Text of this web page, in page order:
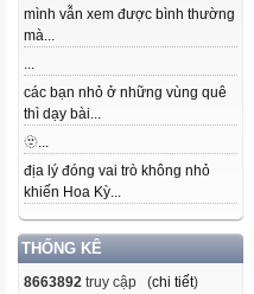
mình vẫn xem được bình thường
mà...
...
các bạn nhỏ ở những vùng quê
thì dạy bài...
🫥...
địa lý đóng vai trò không nhỏ
khiến Hoa Kỳ...
THỐNG KÊ
8663892 truy cập (chi tiết)